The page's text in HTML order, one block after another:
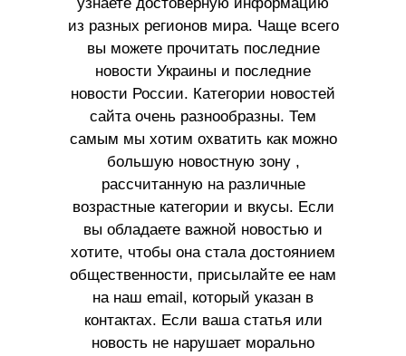
узнаете достоверную информацию
из разных регионов мира. Чаще всего
вы можете прочитать последние
новости Украины и последние
новости России. Категории новостей
сайта очень разнообразны. Тем
самым мы хотим охватить как можно
большую новостную зону ,
рассчитанную на различные
возрастные категории и вкусы. Если
вы обладаете важной новостью и
хотите, чтобы она стала достоянием
общественности, присылайте ее нам
на наш email, который указан в
контактах. Если ваша статья или
новость не нарушает морально